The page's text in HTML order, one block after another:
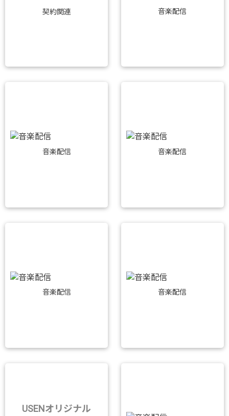
契約関連 音楽配信
音楽配信 音楽配信
音楽配信 音楽配信
USENオリジナル